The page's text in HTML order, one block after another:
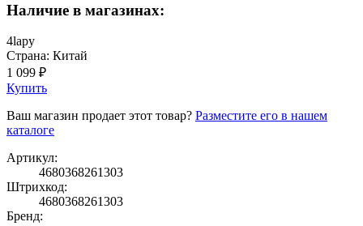
Наличие в магазинах:
4lapy
Страна: Китай
1 099 ₽
Купить
Ваш магазин продает этот товар? Разместите его в нашем
каталоге
Артикул:
4680368261303
Штрихкод:
4680368261303
Бренд: